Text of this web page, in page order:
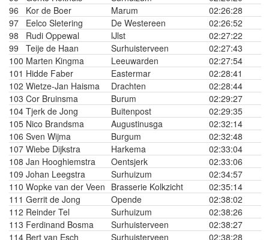
96
Kor de Boer Marum
02:26:28
97
Eelco Sletering De Westereen
02:26:52
98
Rudi Oppewal IJlst
02:27:22
99
Teije de Haan Surhuisterveen
02:27:43
100 Marten Kingma Leeuwarden
02:27:54
101 Hidde Faber Eastermar
02:28:41
102 Wietze-Jan Haisma Drachten
02:28:44
103 Cor Bruinsma Burum
02:29:27
104 Tjerk de Jong Buitenpost
02:29:35
105 Nico Brandsma Augustinusga
02:32:14
106 Sven Wijma Burgum
02:32:48
107 Wiebe Dijkstra Harkema
02:33:04
108 Jan Hooghiemstra Oentsjerk
02:33:06
109 Johan Leegstra Surhuizum
02:34:57
110 Wopke van der Veen Brasserie Kolkzicht
02:35:14
111 Gerrit de Jong Opende
02:38:02
112 Reinder Tel Surhuizum
02:38:26
113 Ferdinand Bosma Surhuisterveen
02:38:27
114 Bert van Esch Surhuisterveen
02:38:28